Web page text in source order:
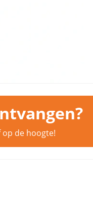
de hoogte!